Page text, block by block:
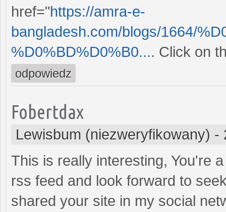
href="https://amra-e-
bangladesh.com/blogs/1664/
%D0%BD%D0%B0.... Click on
odpowiedz
Fobertdax
Lewisbum (niezweryfikowany) -
This is really interesting, You're
rss feed and look forward to
shared your site in my social